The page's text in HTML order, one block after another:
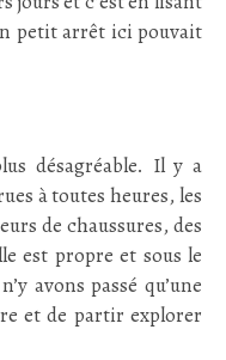
petit arrêt ici pouvait
désagréable. Il y a
à toutes heures, les
de chaussures, des
est propre et sous le
avons passé qu’une
et de partir explorer